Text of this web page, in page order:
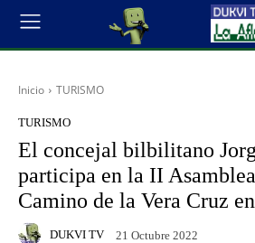
Inicio TURISMO
TURISMO
El concejal bilbilitano
participa en la II
Camino de la Vera Cruz
DUKVI TV 21 Octubre 2022